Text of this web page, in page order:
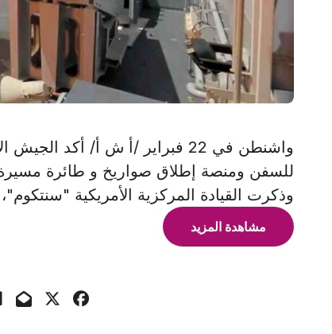
واشنطن في 22 فبراير /أ ش أ/
للسفن ومنصة إطلاق صواريخ و طائرة
وذكرت القيادة المركزية الأمريكية
مشاهدة المزيد